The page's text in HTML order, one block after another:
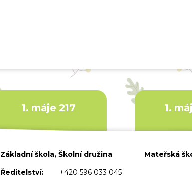
1. máje 217
Základní škola, Školní družina
Ředitelství:
+420 596 033 045
1.
Mateřská